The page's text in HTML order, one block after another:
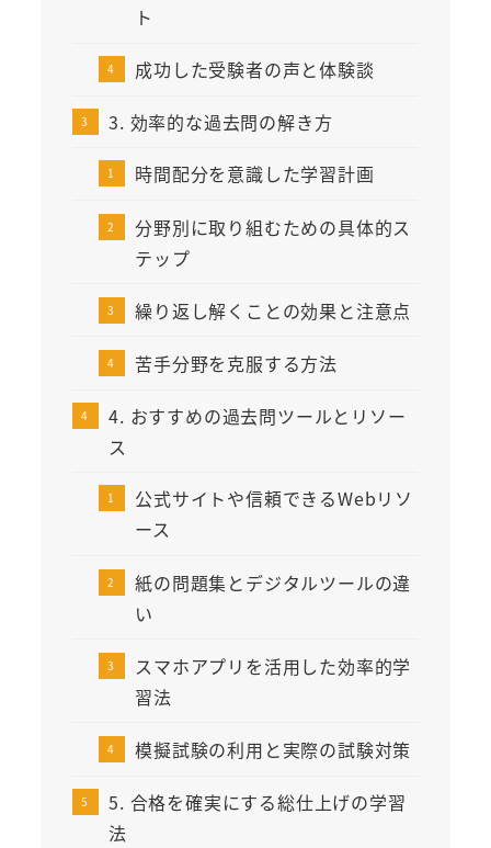
ト
成功した受験者の声と体験談
3. 効率的な過去問の解き方
時間配分を意識した学習計画
分野別に取り組むための具体的ス
テップ
繰り返し解くことの効果と注意点
苦手分野を克服する方法
4. おすすめの過去問ツールとリソー
ス
公式サイトや信頼できるWebリソ
ース
紙の問題集とデジタルツールの違
い
スマホアプリを活用した効率的学
習法
模擬試験の利用と実際の試験対策
5. 合格を確実にする総仕上げの学習
法